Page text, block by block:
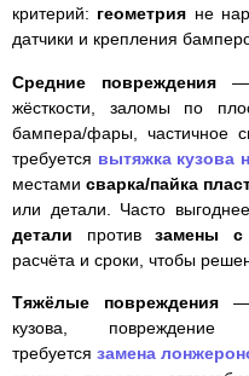
критерий: геометрия не
датчики и крепления
Средние повреждения —
жёсткости, заломы по
бампера/фары, частичное
требуется вытяжка кузова
местами сварка/пайка
или детали. Часто
детали противзамены с
расчёта и сроки, чтобы
Тяжёлые повреждения—
кузова,
требуется замена